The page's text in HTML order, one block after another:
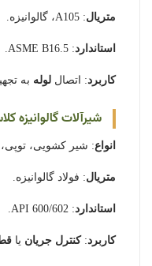
متریال: A105، گالوانیزه.
استاندارد: ASME B16.5.
کاربرد: اتصال لوله به
شیرآلات گالوانیزه کلاس 150
انواع: شیر کشویی،
متریال: فولاد گالوانیزه.
استاندارد: API 600/602.
کاربرد:کنترل جریان یا